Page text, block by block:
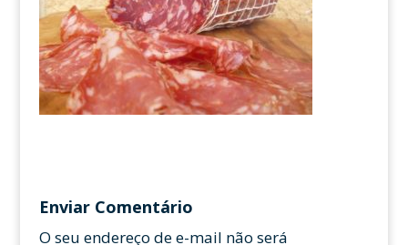
Enviar Comentário
O seu endereço de e-mail não será